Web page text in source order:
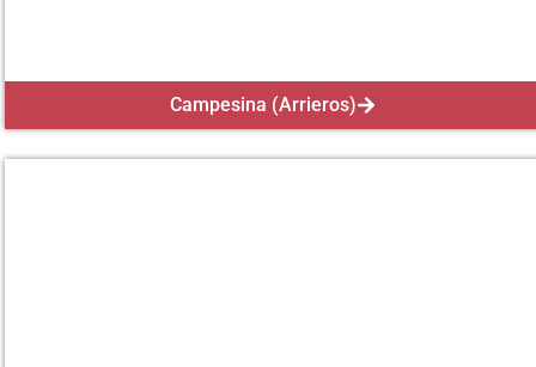
Campesina (Arrieros)